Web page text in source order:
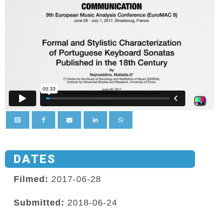
DATES
Filmed: 2017-06-28
Submitted: 2018-06-24